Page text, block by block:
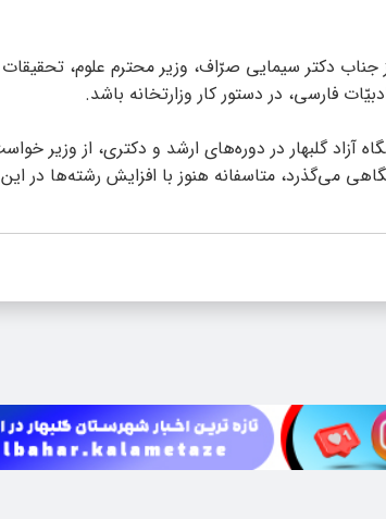
دکتر سیمایی صرّاف، وزیر محترم علوم، تحقیقات
فارسی، در دستور کار وزارتخانه باشد.
گلبهار در دوره‌های ارشد و دکتری، از وزیر
می‌گذرد، متاسفانه هنوز با افزایش رشته‌ها در